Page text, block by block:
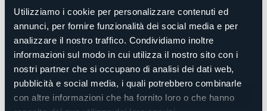
Utilizziamo i cookie per personalizzare contenuti ed
annunci, per fornire funzionalità dei social media e per
analizzare il nostro traffico. Condividiamo inoltre
informazioni sul modo in cui utilizza il nostro sito con i
nostri partner che si occupano di analisi dei dati web,
pubblicità e social media, i quali potrebbero combinarle
con altre informazioni che ha fornito loro o che hanno
Centro benessere
No
Sala congressi
No
Piscina
No